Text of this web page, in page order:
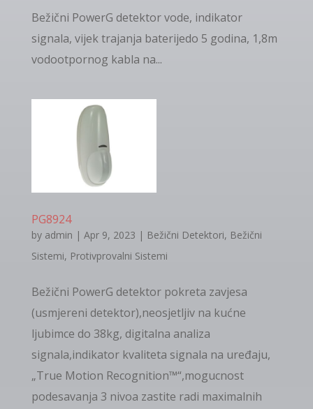
Bežični PowerG detektor vode, indikator
signala, vijek trajanja baterijedo 5 godina, 1,8m
vodootpornog kabla na...
PG8924
by admin | Apr 9, 2023 | Bežični Detektori, Bežični
Sistemi, Protivprovalni Sistemi
Bežični PowerG detektor pokreta zavjesa
(usmjereni detektor),neosjetljiv na kućne
ljubimce do 38kg, digitalna analiza
signala,indikator kvaliteta signala na uređaju,
„True Motion Recognition™“,mogucnost
podesavanja 3 nivoa zastite radi maximalnih